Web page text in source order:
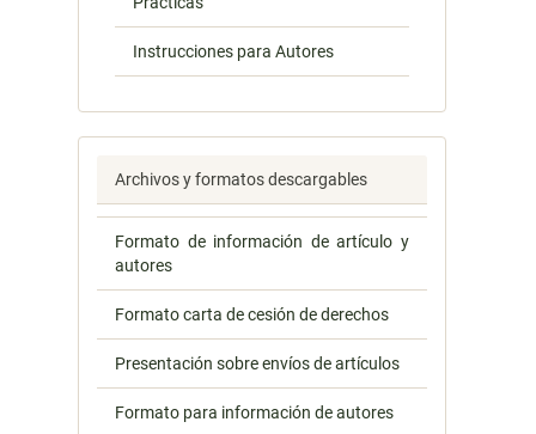
Instrucciones para Autores
Archivos y formatos descargables
Formato de información de artículo y
autores
Formato carta de cesión de derechos
Presentación sobre envíos de artículos
Formato para información de autores